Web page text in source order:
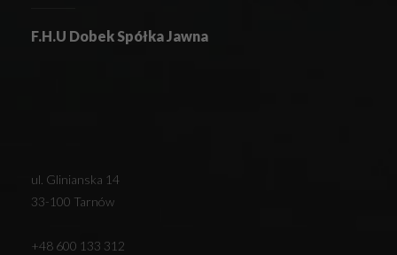
F.H.U Dobek Spółka Jawna
ul. Glinianska 14
33-100 Tarnów
+48 600 133 312